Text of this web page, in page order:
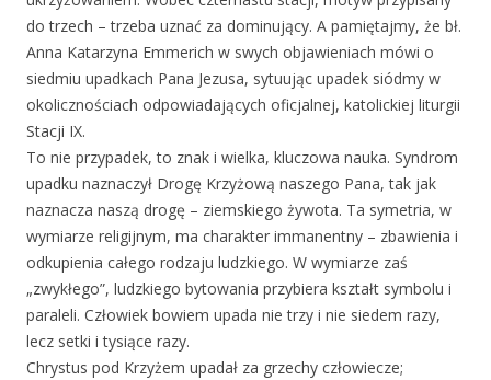
do trzech – trzeba uznać za dominujący. A pamiętajmy, że bł.
Anna Katarzyna Emmerich w swych objawieniach mówi o
siedmiu upadkach Pana Jezusa, sytuując upadek siódmy w
okolicznościach odpowiadających oficjalnej, katolickiej liturgii
Stacji IX.
To nie przypadek, to znak i wielka, kluczowa nauka. Syndrom
upadku naznaczył Drogę Krzyżową naszego Pana, tak jak
naznacza naszą drogę – ziemskiego żywota. Ta symetria, w
wymiarze religijnym, ma charakter immanentny – zbawienia i
odkupienia całego rodzaju ludzkiego. W wymiarze zaś
„zwykłego”, ludzkiego bytowania przybiera kształt symbolu i
paraleli. Człowiek bowiem upada nie trzy i nie siedem razy,
lecz setki i tysiące razy.
Chrystus pod Krzyżem upadał za grzechy człowiecze;